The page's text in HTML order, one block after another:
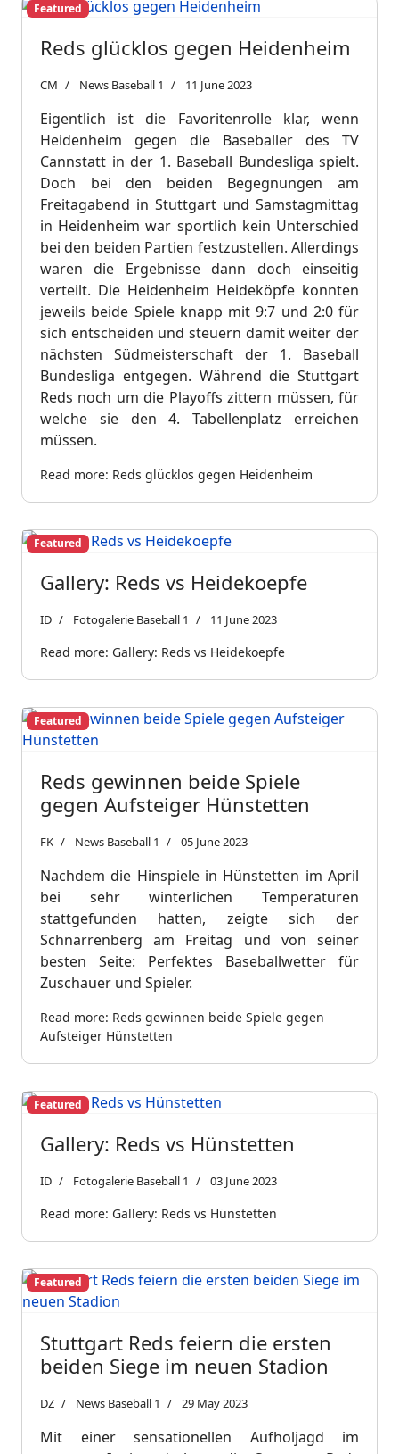
Featured
Reds glücklos gegen Heidenheim
CM News Baseball 1 11 June 2023
Eigentlich ist die Favoritenrolle klar, wenn
Heidenheim gegen die Baseballer des TV
Cannstatt in der 1. Baseball Bundesliga spielt.
Doch bei den beiden Begegnungen am
Freitagabend in Stuttgart und Samstagmittag
in Heidenheim war sportlich kein Unterschied
bei den beiden Partien festzustellen. Allerdings
waren die Ergebnisse dann doch einseitig
verteilt. Die Heidenheim Heideköpfe konnten
jeweils beide Spiele knapp mit 9:7 und 2:0 für
sich entscheiden und steuern damit weiter der
nächsten Südmeisterschaft der 1. Baseball
Bundesliga entgegen. Während die Stuttgart
Reds noch um die Playoffs zittern müssen, für
welche sie den 4. Tabellenplatz erreichen
müssen.
Read more: Reds glücklos gegen Heidenheim
Featured
Gallery: Reds vs Heidekoepfe
ID Fotogalerie Baseball 1 11 June 2023
Read more: Gallery: Reds vs Heidekoepfe
Featured
Reds gewinnen beide Spiele
gegen Aufsteiger Hünstetten
FK News Baseball 1 05 June 2023
Nachdem die Hinspiele in Hünstetten im April
bei sehr winterlichen Temperaturen
stattgefunden hatten, zeigte sich der
Schnarrenberg am Freitag und von seiner
besten Seite: Perfektes Baseballwetter für
Zuschauer und Spieler.
Read more: Reds gewinnen beide Spiele gegen
Aufsteiger Hünstetten
Featured
Gallery: Reds vs Hünstetten
ID Fotogalerie Baseball 1 03 June 2023
Read more: Gallery: Reds vs Hünstetten
Featured
Stuttgart Reds feiern die ersten
beiden Siege im neuen Stadion
DZ News Baseball 1 29 May 2023
Mit einer sensationellen Aufholjagd im